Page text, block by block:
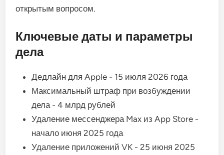
открытым вопросом.
Ключевые даты и параметры
дела
Дедлайн для Apple - 15 июля 2026 года
Максимальный штраф при возбуждении
дела - 4 млрд рублей
Удаление мессенджера Max из App Store -
начало июня 2025 года
Удаление приложений VK - 25 июня 2025